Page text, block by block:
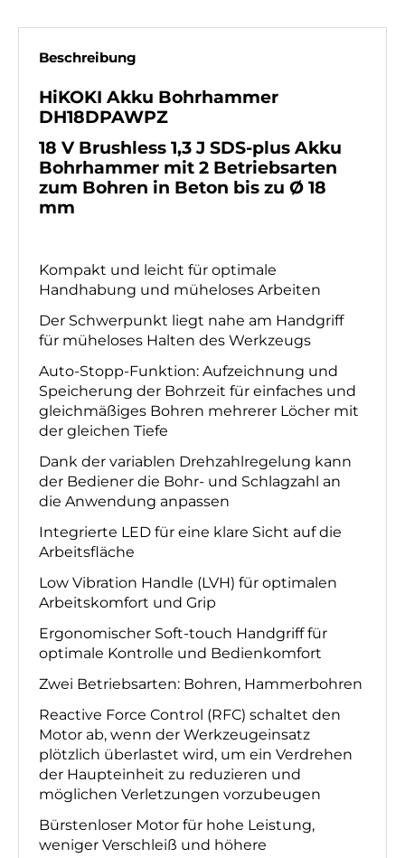
Beschreibung
Produktbeschreibung
HiKOKI Akku Bohrhammer
DH18DPAWPZ
18 V Brushless 1,3 J SDS-plus Akku
Bohrhammer mit 2 Betriebsarten
zum Bohren in Beton bis zu Ø 18
mm
Kompakt und leicht für optimale
Handhabung und müheloses Arbeiten
Der Schwerpunkt liegt nahe am Handgriff
für müheloses Halten des Werkzeugs
Auto-Stopp-Funktion: Aufzeichnung und
Speicherung der Bohrzeit für einfaches und
gleichmäßiges Bohren mehrerer Löcher mit
der gleichen Tiefe
Dank der variablen Drehzahlregelung kann
der Bediener die Bohr- und Schlagzahl an
die Anwendung anpassen
Integrierte LED für eine klare Sicht auf die
Arbeitsfläche
Low Vibration Handle (LVH) für optimalen
Arbeitskomfort und Grip
Ergonomischer Soft-touch Handgriff für
optimale Kontrolle und Bedienkomfort
Zwei Betriebsarten: Bohren, Hammerbohren
Reactive Force Control (RFC) schaltet den
Motor ab, wenn der Werkzeugeinsatz
plötzlich überlastet wird, um ein Verdrehen
der Haupteinheit zu reduzieren und
möglichen Verletzungen vorzubeugen
Bürstenloser Motor für hohe Leistung,
weniger Verschleiß und höhere